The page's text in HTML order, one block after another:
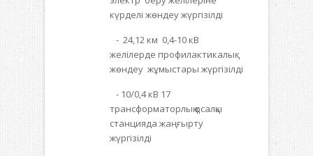
күрделі жөндеу жүргізілді
- 24,12 км 0,4-10 кВ
желілерде профилактикалық
жөндеу жұмыстары жүргізілді
- 10/0,4 кВ 17
трансформаторлық қосалқы
станцияда жаңғырту
жүргізілді